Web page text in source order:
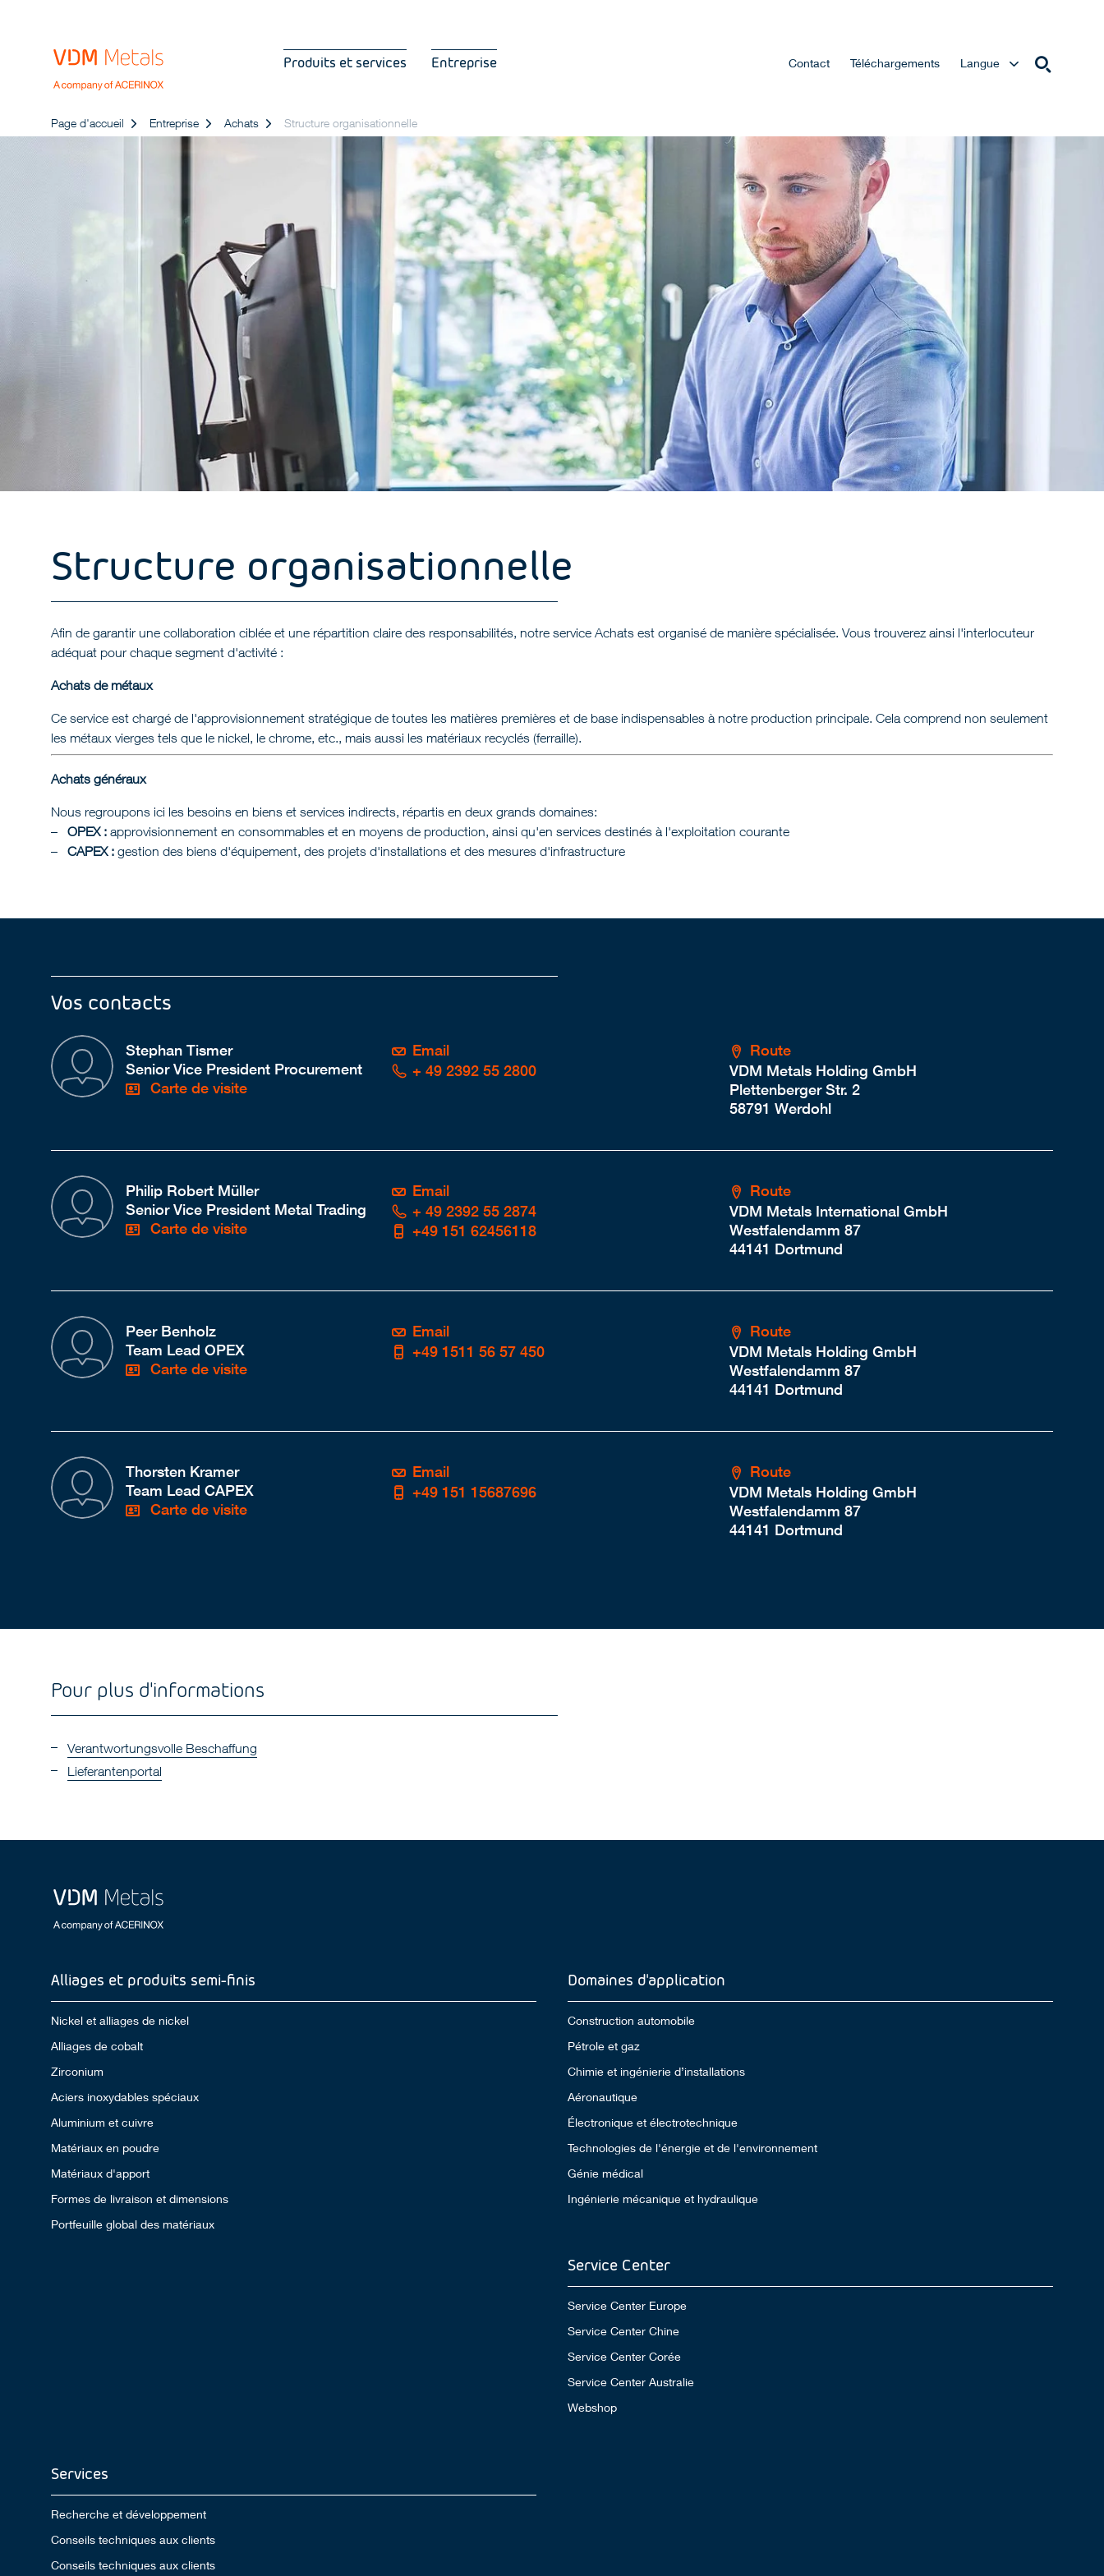
Produits et services Entreprise Contact Téléchargements Langue
Page d'accueil Entreprise Achats Structure organisationnelle
Structure organisationnelle
Afin de garantir une collaboration ciblée et une répartition claire des responsabilités, notre service Achats est organisé de manière spécialisée. Vous trouverez ainsi l'interlocuteur
adéquat pour chaque segment d'activité :
Achats de métaux
Ce service est chargé de l'approvisionnement stratégique de toutes les matières premières et de base indispensables à notre production principale. Cela comprend non seulement
les métaux vierges tels que le nickel, le chrome, etc., mais aussi les matériaux recyclés (ferraille).
Achats généraux
Nous regroupons ici les besoins en biens et services indirects, répartis en deux grands domaines:
OPEX : approvisionnement en consommables et en moyens de production, ainsi qu'en services destinés à l'exploitation courante
CAPEX : gestion des biens d'équipement, des projets d'installations et des mesures d'infrastructure
Vos contacts
Stephan Tismer
Senior Vice President Procurement
Carte de visite
Route
VDM Metals Holding GmbH
Plettenberger Str. 2
58791 Werdohl
Email
+ 49 2392 55 2800
Philip Robert Müller
Senior Vice President Metal Trading
Carte de visite
Route
VDM Metals International GmbH
Westfalendamm 87
44141 Dortmund
Email
+ 49 2392 55 2874
+49 151 62456118
Peer Benholz
Team Lead OPEX
Carte de visite
Route
VDM Metals Holding GmbH
Westfalendamm 87
44141 Dortmund
Email
+49 1511 56 57 450
Thorsten Kramer
Team Lead CAPEX
Carte de visite
Route
VDM Metals Holding GmbH
Westfalendamm 87
44141 Dortmund
Email
+49 151 15687696
Pour plus d'informations
Verantwortungsvolle Beschaffung
Lieferantenportal
Alliages et produits semi-finis
Nickel et alliages de nickel
Alliages de cobalt
Zirconium
Aciers inoxydables spéciaux
Aluminium et cuivre
Matériaux en poudre
Matériaux d'apport
Formes de livraison et dimensions
Portfeuille global des matériaux
Domaines d'application
Construction automobile
Pétrole et gaz
Chimie et ingénierie d’installations
Aéronautique
Électronique et électrotechnique
Technologies de l'énergie et de l'environnement
Génie médical
Ingénierie mécanique et hydraulique
Service Center
Service Center Europe
Service Center Chine
Service Center Corée
Service Center Australie
Webshop
Services
Recherche et développement
Conseils techniques aux clients
Conseils techniques aux clients